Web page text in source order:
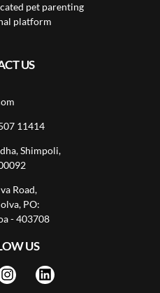
pet parenting
platform
US
11414
Shimpoli,
Road,
PO:
- 403708
US